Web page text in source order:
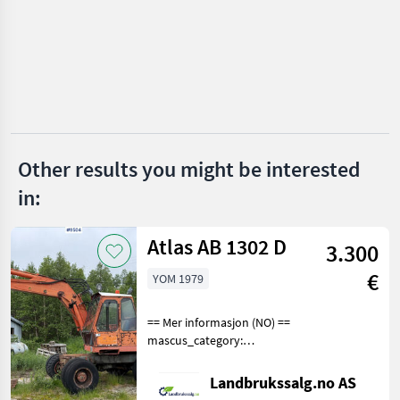
Show
MARKETPLACE
Marketplace
Dealer
offers
Classifieds
Other results you might be interested
in:
Atlas AB 1302 D
3.300
€
YOM 1979
== Mer informasjon (NO) ==
mascus_category:
reference number upon
request: 9504 See
Landbrukssalg.no AS